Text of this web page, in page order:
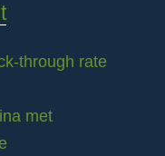
through rate
met